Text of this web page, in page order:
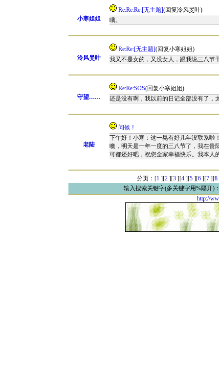
小寒姐姐
Re:Re:Re:[无主题](回复泠风旻叶)
哦。
泠风旻叶
Re:Re:[无主题](回复小寒姐姐)
我又不是女的，又没女人，跟我说三八
守望……
Re:Re:SOS(回复小寒姐姐)
还是没有啊，我以前的日记全部没有了，
老陆
问候！
下午好！小寒：这一晃有好几年没联系啦
噢，明天是一年一度的三八节了，我在贵
可都还好吧，祝您全家幸福快乐。我本人
分页：[1 ][2 ][3 ][4 ][5 ][6 ][7 ][8
输入搜索关键字(多关键字用%隔开)
http://